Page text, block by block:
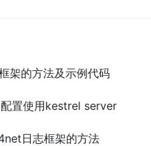
架的方法及示例代码
置使用kestrel server
日志框架的方法